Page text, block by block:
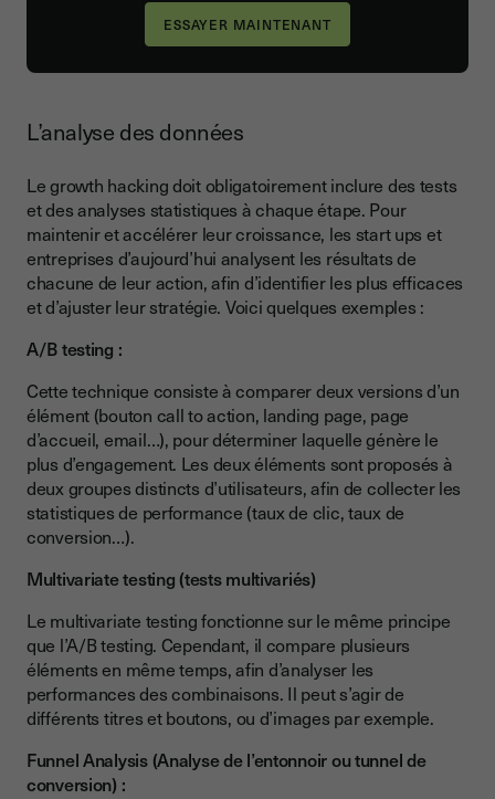
L’analyse des données
Le growth hacking doit obligatoirement inclure des tests
et des analyses statistiques à chaque étape. Pour
maintenir et accélérer leur croissance, les start ups et
entreprises d’aujourd’hui analysent les résultats de
chacune de leur action, afin d’identifier les plus efficaces
et d’ajuster leur stratégie. Voici quelques exemples :
A/B testing :
Cette technique consiste à comparer deux versions d’un
élément (bouton call to action, landing page, page
d’accueil, email…), pour déterminer laquelle génère le
plus d’engagement. Les deux éléments sont proposés à
deux groupes distincts d’utilisateurs, afin de collecter les
statistiques de performance (taux de clic, taux de
conversion…).
Multivariate testing (tests multivariés)
Le multivariate testing fonctionne sur le même principe
que l’A/B testing. Cependant, il compare plusieurs
éléments en même temps, afin d’analyser les
performances des combinaisons. Il peut s’agir de
différents titres et boutons, ou d’images par exemple.
Funnel Analysis (Analyse de l’entonnoir ou tunnel de
conversion) :